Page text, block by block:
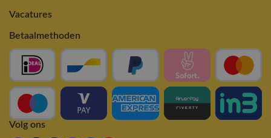
Vacatures
Betaalmethoden
Volg ons